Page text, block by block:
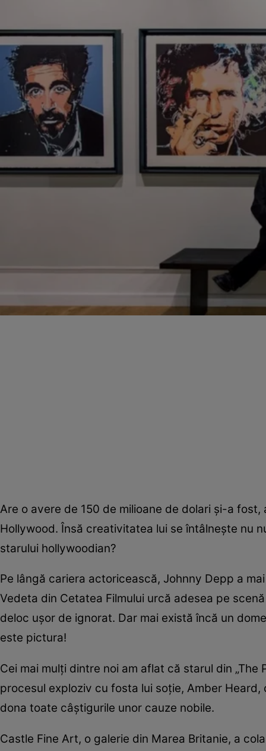
Are o avere de 150 de milioane de dolari și-a
Hollywood. Însă creativitatea lui se întâlnește nu
starului hollywoodian?
Pe lângă cariera actoricească, Johnny Depp a
Vedeta din Cetatea Filmului urcă adesea pe
deloc ușor de ignorat. Dar mai există încă un
este pictura!
Cei mai mulți dintre noi am aflat că starul din
procesul exploziv cu fosta lui soție, Amber
dona toate câștigurile unor cauze nobile.
Castle Fine Art, o galerie din Marea Britanie, a